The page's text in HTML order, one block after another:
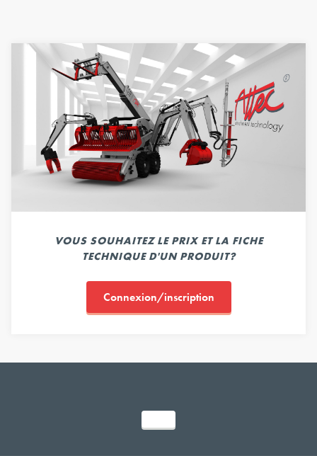
VOUS SOUHAITEZ LE PRIX ET LA FICHE
TECHNIQUE D'UN PRODUIT?
Connexion/inscription